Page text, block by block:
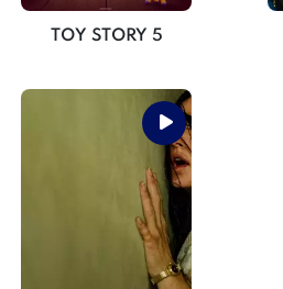
TOY STORY 5